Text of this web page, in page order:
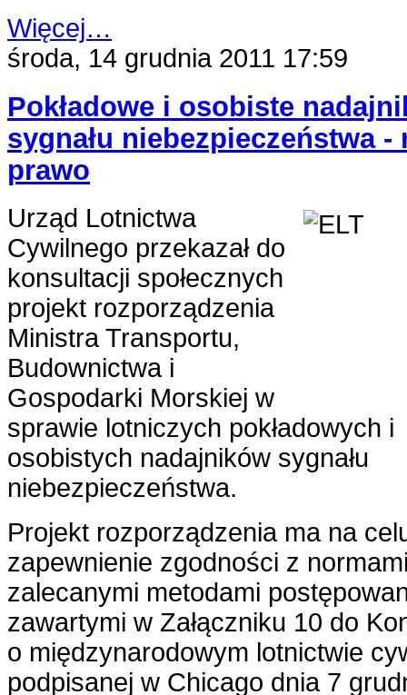
Więcej…
środa, 14 grudnia 2011 17:59
Pokładowe i osobiste
sygnału niebezpieczeństwa -
prawo
Urząd Lotnictwa
Cywilnego przekazał do
konsultacji społecznych
projekt rozporządzenia
Ministra Transportu,
Budownictwa i
Gospodarki Morskiej w
sprawie lotniczych pokładowych i
osobistych nadajników sygnału
niebezpieczeństwa.
Projekt rozporządzenia ma na
zapewnienie zgodności z
zalecanymi metodami
zawartymi w Załączniku 10 do
o międzynarodowym lotnictwie
podpisanej w Chicago dnia 7